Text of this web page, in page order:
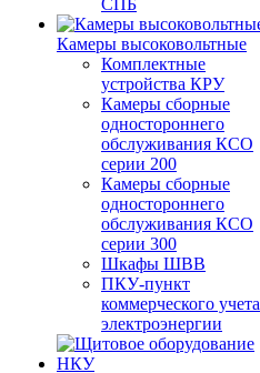
СПБ
Камеры высоковольтные
Комплектные
устройства КРУ
Камеры сборные
одностороннего
обслуживания КСО
серии 200
Камеры сборные
одностороннего
обслуживания КСО
серии 300
Шкафы ШВВ
ПКУ-пункт
коммерческого учета
электроэнергии